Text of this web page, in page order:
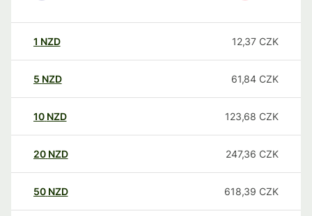
1 NZD 12,37 CZK
5 NZD 61,84 CZK
10 NZD 123,68 CZK
20 NZD 247,36 CZK
50 NZD 618,39 CZK